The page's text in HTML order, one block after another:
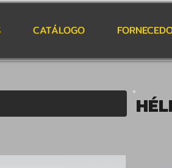
CATÁLOGO